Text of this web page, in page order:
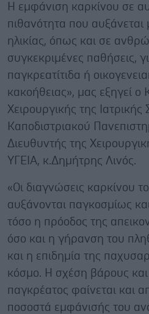
Η εμφάνιση καρκίνου σε
πιθανότητα που
ηλικίας, όπως και σε
συγκεκριμένες παθήσεις,
παγκρεατίτιδα ή
κακοήθειας», μας εξηγεί ο
Χειρουργικής της
Καποδιστριακού
Διευθυντής της
ΥΓΕΙΑ, κ.Δημήτρης Λινός.
«Οι διαγνώσεις καρκίνου
αυξάνονται παγκοσμίως
τόσο η πρόοδος της
όσο και η γήρανση του
και η επιδημία της
κόσμο. Η σχέση βάρους και
παγκρέατος φαίνεται και
ποσοστά εμφάνισής του